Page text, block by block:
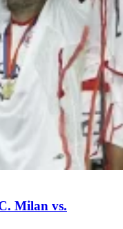
Milan vs.